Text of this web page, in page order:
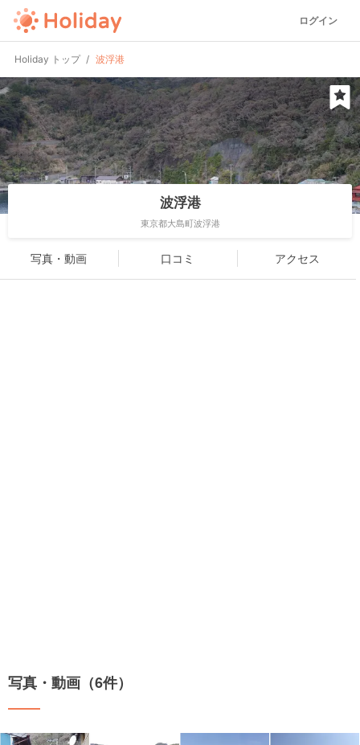
ログイン
Holiday トップ 波浮港
波浮港
東京都大島町波浮港
写真・動画 口コミ アクセス
写真・動画（6件）